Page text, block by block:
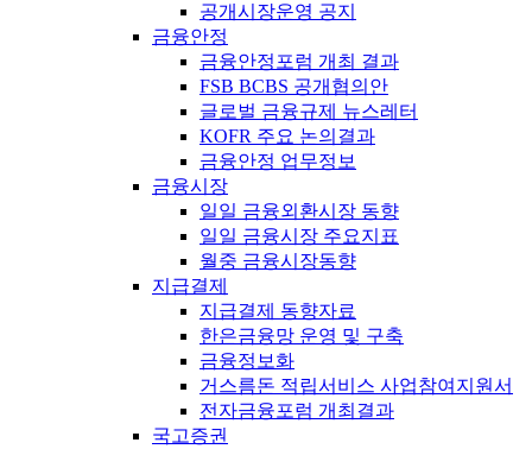
공개시장운영 공지
금융안정
금융안정포럼 개최 결과
FSB BCBS 공개협의안
글로벌 금융규제 뉴스레터
KOFR 주요 논의결과
금융안정 업무정보
금융시장
일일 금융외환시장 동향
일일 금융시장 주요지표
월중 금융시장동향
지급결제
지급결제 동향자료
한은금융망 운영 및 구축
금융정보화
거스름돈 적립서비스 사업참여지원서
전자금융포럼 개최결과
국고증권